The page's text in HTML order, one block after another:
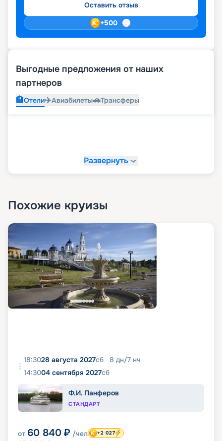
Оставить отзыв
+500
Выгодные предложения от наших
партнеров
🏨Отели✈️Авиабилеты🚗Трансферы
Развернуть
Похожие круизы
18:3028 августа 2027сб 8 дн/7 нч
14:3004 сентября 2027сб
Ф.И. Панферов
СТАНДАРТ
от 60 840 ₽ /чел +2 027